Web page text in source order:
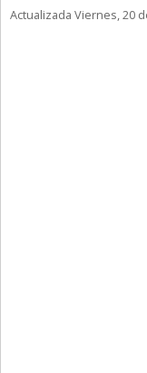
Actualizada Viernes, 20